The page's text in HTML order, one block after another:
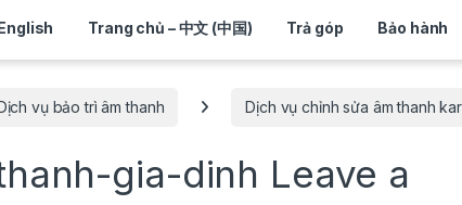
Trang chủ – 中文 (中国) Trả góp Bảo hành
Dịch vụ bảo trì âm thanh Dịch vụ chỉnh sửa âm thanh
gia-dinh Leave a